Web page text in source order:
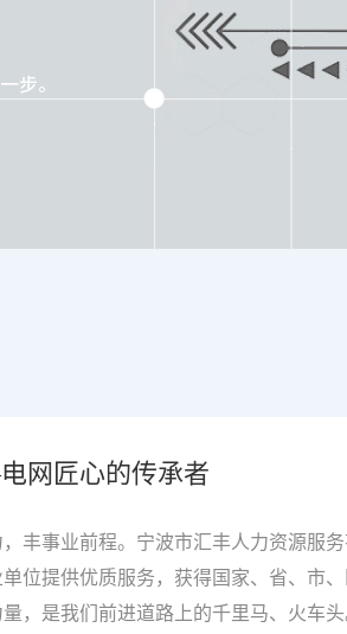
步。
网匠心的传承者
丰事业前程。宁波市汇丰人力资源服
位提供优质服务，获得国家、省、市
，是我们前进道路上的千里马、火车